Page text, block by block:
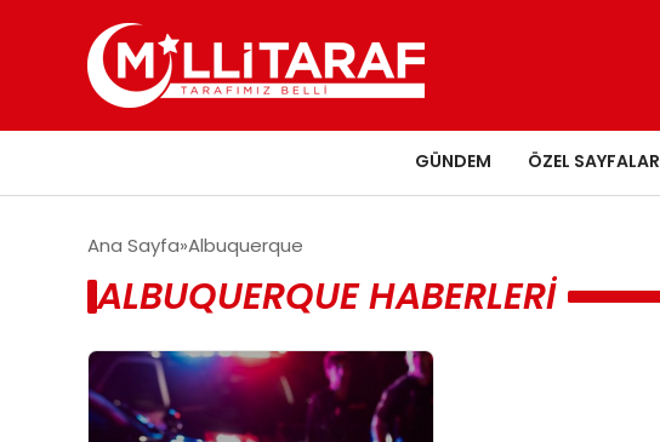
GÜNDEM ÖZEL SAYFALAR
Ana Sayfa Albuquerque
ALBUQUERQUE HABERLERI